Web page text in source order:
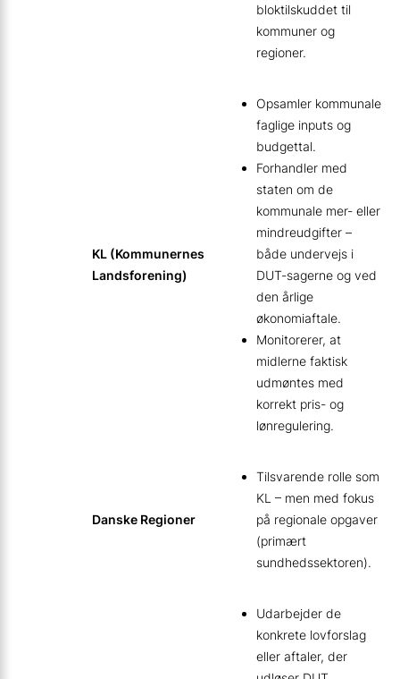
bloktilskuddet til
kommuner og
regioner.
KL (Kommunernes
Landsforening)
Opsamler kommunale
faglige inputs og
budgettal.
Forhandler med
staten om de
kommunale mer- eller
mindreudgifter –
både undervejs i
DUT-sagerne og ved
den årlige
økonomiaftale.
Monitorerer, at
midlerne faktisk
udmøntes med
korrekt pris- og
lønregulering.
Danske Regioner
Tilsvarende rolle som
KL – men med fokus
på regionale opgaver
(primært
sundhedssektoren).
Udarbejder de
konkrete lovforslag
eller aftaler, der